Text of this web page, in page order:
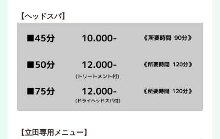
【ヘッドスパ】
【立田専用メニュー】